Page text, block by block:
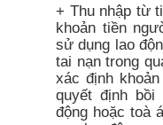
+ Thu nhập từ
khoản tiền
sử dụng lao
tai nạn trong
xác định
quyết định
động hoặc toà